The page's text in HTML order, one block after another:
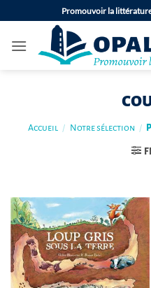
au
contenu
Promouvoir la
Accueil / Notre sélection /